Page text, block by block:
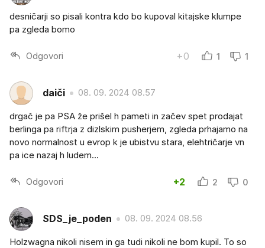
desničarji so pisali kontra kdo bo kupoval kitajske klumpe
pa zgleda bomo
Odgovori +0 1 1
daiči 08. 09. 2024 08.57
drgač je pa PSA že prišel h pameti in začev spet prodajat
berlinga pa riftrja z dizlskim pusherjem, zgleda prhajamo na
novo normalnost u evrop k je ubistvu stara, elehtričarje vn
pa ice nazaj h ludem...
Odgovori +2 2 0
SDS_je_poden 08. 09. 2024 08.56
Holzwagna nikoli nisem in ga tudi nikoli ne bom kupil. To so